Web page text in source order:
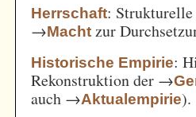
Herrschaft: Strukturelle
→Macht zur
Historische Empirie:
Rekonstruktion der →
auch →Aktualempirie).